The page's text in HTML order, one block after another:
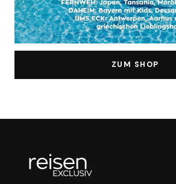
ZUM SHOP